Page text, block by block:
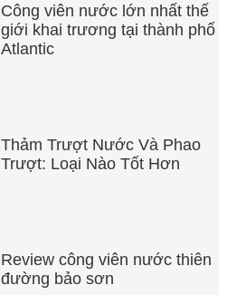
Công viên nước lớn nhất thế
giới khai trương tại thành phố
Atlantic
Thảm Trượt Nước Và Phao
Trượt: Loại Nào Tốt Hơn
Review công viên nước thiên
đường bảo sơn